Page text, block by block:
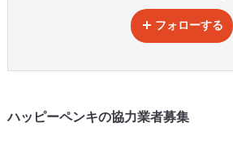
フォローする
ハッピーペンキの協力業者募集